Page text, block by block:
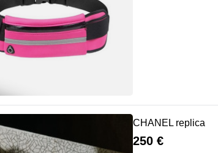
CHANEL replica
250 €